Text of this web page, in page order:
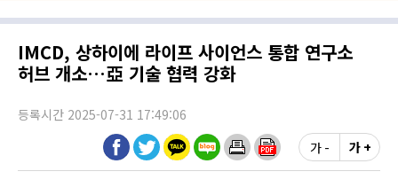
IMCD, 상하이에 라이프 사이언스 통합 연구소
허브 개소…亞 기술 협력 강화
등록시간 2025-07-31 17:49:06
가 -
가 +